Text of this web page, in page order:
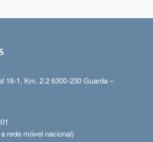
18-1, Km. 2.2 6300-230 Guarda –
rede móvel nacional)